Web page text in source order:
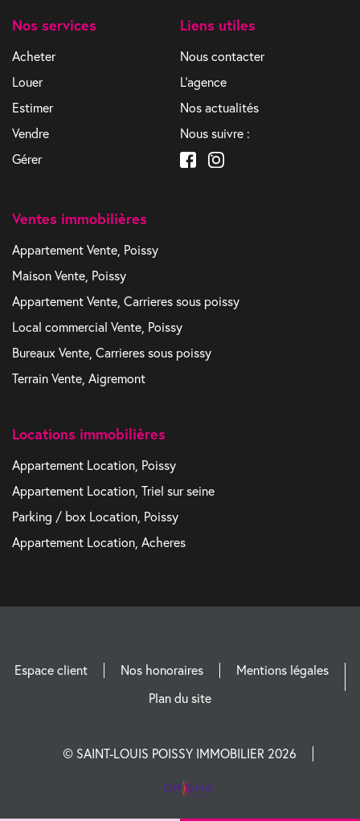
Nos services
Acheter
Louer
Estimer
Vendre
Gérer
Liens utiles
Nous contacter
L'agence
Nos actualités
Nous suivre :
Ventes immobilières
Appartement Vente, Poissy
Maison Vente, Poissy
Appartement Vente, Carrieres sous poissy
Local commercial Vente, Poissy
Bureaux Vente, Carrieres sous poissy
Terrain Vente, Aigremont
Locations immobilières
Appartement Location, Poissy
Appartement Location, Triel sur seine
Parking / box Location, Poissy
Appartement Location, Acheres
Espace client Nos honoraires
Mentions légales
Plan du site
© SAINT-LOUIS POISSY IMMOBILIER 2026